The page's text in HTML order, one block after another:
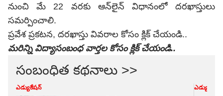
నుంచి మే 22 వరకు ఆన్‌లైన్‌ విధానంలో దరఖాస్తులు
సమర్పించాలి.
ప్రవేశ ప్రకటన, దరఖాస్తు వివరాల కోసం క్లిక్ చేయండి..
మరిన్ని విద్యాసంబంధ వార్తల కోసం క్లిక్ చేయండి..
సంబంధిత కథనాలు >>
ఎడ్యుకేషన్ ఎడ్యుకేషన్